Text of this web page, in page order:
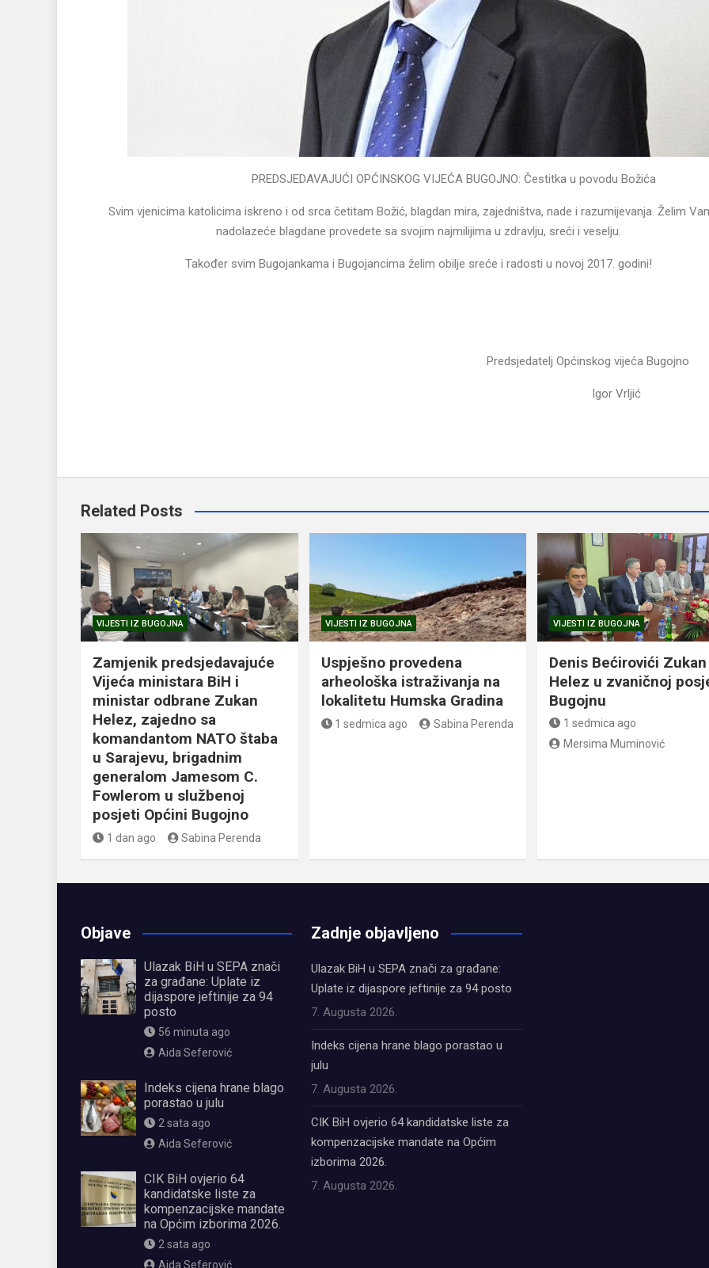
PREDSJEDAVAJUĆI OPĆINSKOG VIJEĆA BUGOJNO: Čestitka u povodu Božića
Svim vjenicima katolicima iskreno i od srca četitam Božić, blagdan mira, zajedništva, nade i razumijevanja. Želim
nadolazeće blagdane provedete sa svojim najmilijima u zdravlju, sreći i veselju.
Također svim Bugojankama i Bugojancima želim obilje sreće i radosti u novoj 2017. godini!
Predsjedatelj Općinskog vijeća Bugojno
Igor Vrljić
Related Posts
VIJESTI IZ BUGOJNA
Zamjenik predsjedavajuće
Vijeća ministara BiH i
ministar odbrane Zukan
Helez, zajedno sa
komandantom NATO štaba
u Sarajevu, brigadnim
generalom Jamesom C.
Fowlerom u službenoj
posjeti Općini Bugojno
1 dan ago Sabina Perenda
VIJESTI IZ BUGOJNA
Uspješno provedena
arheološka istraživanja na
lokalitetu Humska Gradina
1 sedmica ago Sabina Perenda
VIJESTI IZ BUGOJNA
Denis Bećirovići Zukan
Helez u zvaničnoj
Bugojnu
1 sedmica ago
Mersima Muminović
Objave
Ulazak BiH u SEPA znači
za građane: Uplate iz
dijaspore jeftinije za 94
posto
56 minuta ago
Aida Seferović
Indeks cijena hrane blago
porastao u julu
2 sata ago
Aida Seferović
CIK BiH ovjerio 64
kandidatske liste za
kompenzacijske mandate
na Općim izborima 2026.
2 sata ago
Aida Seferović
Zadnje objavljeno
Ulazak BiH u SEPA znači za građane:
Uplate iz dijaspore jeftinije za 94 posto
7. Augusta 2026.
Indeks cijena hrane blago porastao u
julu
7. Augusta 2026.
CIK BiH ovjerio 64 kandidatske liste za
kompenzacijske mandate na Općim
izborima 2026.
7. Augusta 2026.